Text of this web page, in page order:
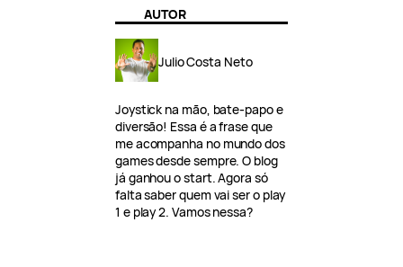
AUTOR
Julio Costa Neto
Joystick na mão, bate-papo e
diversão! Essa é a frase que
me acompanha no mundo dos
games desde sempre. O blog
já ganhou o start. Agora só
falta saber quem vai ser o play
1 e play 2. Vamos nessa?